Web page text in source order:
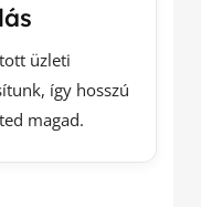
üzleti
így hosszú
magad.